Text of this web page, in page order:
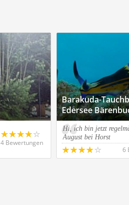
4 Bewertungen
Barakuda-
Edersee
Hi, ich bin jetzt
August bei Horst
6